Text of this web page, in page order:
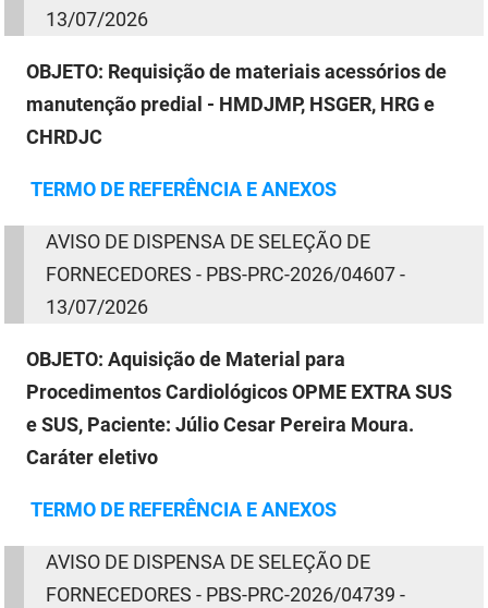
13/07/2026
OBJETO: Requisição de materiais acessórios de
manutenção predial - HMDJMP, HSGER, HRG e
CHRDJC
TERMO DE REFERÊNCIA E ANEXOS
AVISO DE DISPENSA DESELEÇÃO DE
FORNECEDORES - PBS-PRC-2026/04607 -
13/07/2026
OBJETO: Aquisição de Material para
Procedimentos Cardiológicos OPME EXTRA SUS
e SUS, Paciente: Júlio Cesar Pereira Moura.
Caráter eletivo
TERMO DE REFERÊNCIA E ANEXOS
AVISO DE DISPENSA DESELEÇÃO DE
FORNECEDORES - PBS-PRC-2026/04739 -